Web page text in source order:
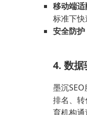
移动端适
标准下快
安全防护
4. 数
墨沉
排名、
育机构